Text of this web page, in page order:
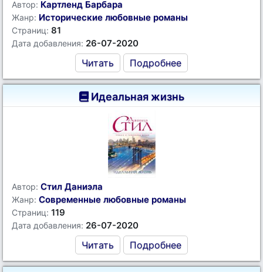
Автор: Картленд Барбара
Жанр: Исторические любовные романы
Страниц: 81
Дата добавления: 26-07-2020
Читать Подробнее
Идеальная жизнь
Автор: Стил Даниэла
Жанр: Современные любовные романы
Страниц: 119
Дата добавления: 26-07-2020
Читать Подробнее